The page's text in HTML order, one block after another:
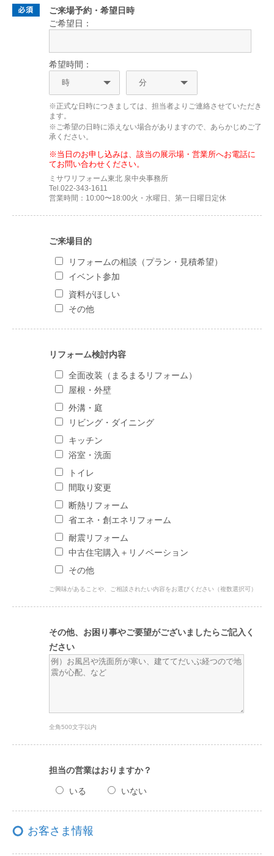
ご来場予約・希望日時
ご希望日：
希望時間：
※正式な日時につきましては、担当者よりご連絡させていただき
ます。
※ご希望の日時に添えない場合がありますので、あらかじめご了
承ください。
※当日のお申し込みは、該当の展示場・営業所へお電話に
てお問い合わせください。
ミサワリフォーム東北 泉中央事務所
Tel.022-343-1611
営業時間：10:00〜18:00火・水曜日、第一日曜日定休
ご来場目的
リフォームの相談（プラン・見積希望）
イベント参加
資料がほしい
その他
リフォーム検討内容
全面改装（まるまるリフォーム）
屋根・外壁
外溝・庭
リビング・ダイニング
キッチン
浴室・洗面
トイレ
間取り変更
断熱リフォーム
省エネ・創エネリフォーム
耐震リフォーム
中古住宅購入＋リノベーション
その他
ご興味があることや、ご相談されたい内容をお選びください（複数選択可）
その他、お困り事やご要望がございましたらご記入く
ださい
全角500文字以内
担当の営業はおりますか？
いる いない
お客さま情報